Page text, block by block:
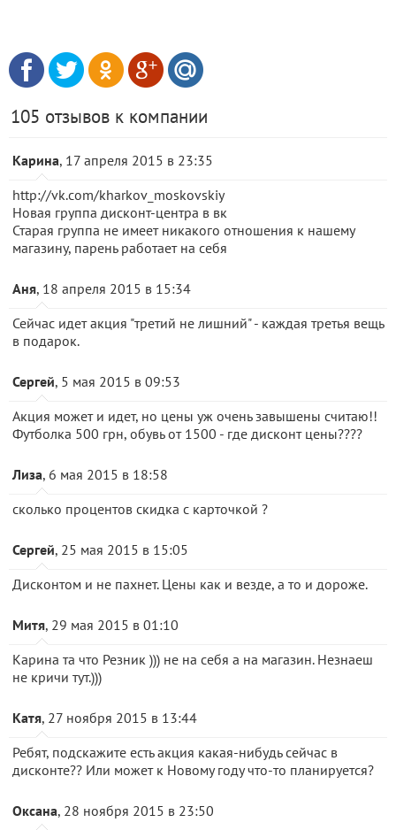
105 отзывов к компании
Карина, 17 апреля 2015 в 23:35
http://vk.com/kharkov_moskovskiy
Новая группа дисконт-центра в вк
Старая группа не имеет никакого отношения к нашему
магазину, парень работает на себя
Аня, 18 апреля 2015 в 15:34
Сейчас идет акция "третий не лишний" - каждая третья вещь
в подарок.
Сергей, 5 мая 2015 в 09:53
Акция может и идет, но цены уж очень завышены считаю!!
Футболка 500 грн, обувь от 1500 - где дисконт цены????
Лиза, 6 мая 2015 в 18:58
сколько процентов скидка с карточкой ?
Сергей, 25 мая 2015 в 15:05
Дисконтом и не пахнет. Цены как и везде, а то и дороже.
Митя, 29 мая 2015 в 01:10
Карина та что Резник ))) не на себя а на магазин. Незнаеш
не кричи тут.)))
Катя, 27 ноября 2015 в 13:44
Ребят, подскажите есть акция какая-нибудь сейчас в
дисконте?? Или может к Новому году что-то планируется?
Оксана, 28 ноября 2015 в 23:50